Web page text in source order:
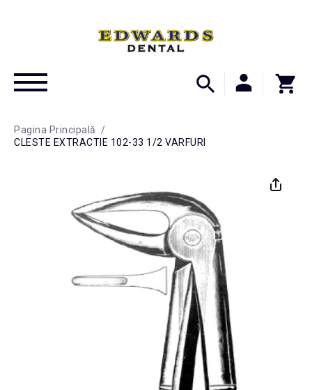
Pagina Principală
/
CLESTE EXTRACTIE 102-33 1/2 VARFURI